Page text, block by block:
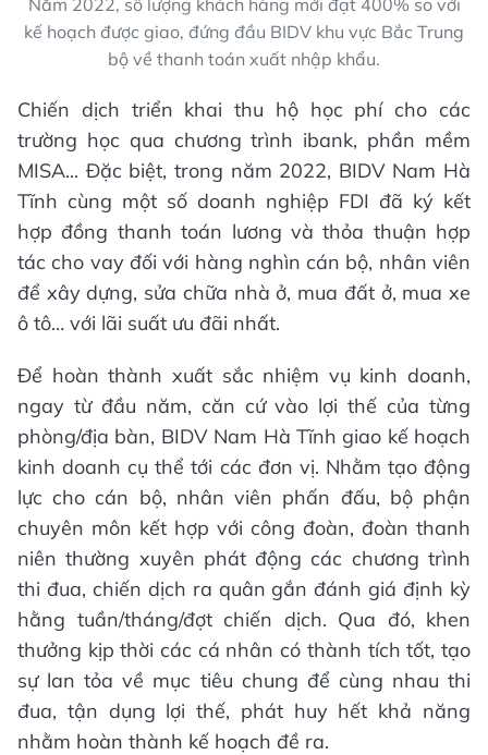
kế hoạch được giao, đứng đầu BIDV khu vực Bắc Trung
bộ về thanh toán xuất nhập khẩu.
Chiến dịch triển khai thu hộ học phí cho các
trường học qua chương trình ibank, phần mềm
MISA... Đặc biệt, trong năm 2022, BIDV Nam Hà
Tĩnh cùng một số doanh nghiệp FDI đã ký kết
hợp đồng thanh toán lương và thỏa thuận hợp
tác cho vay đối với hàng nghìn cán bộ, nhân viên
để xây dựng, sửa chữa nhà ở, mua đất ở, mua xe
ô tô… với lãi suất ưu đãi nhất.
Để hoàn thành xuất sắc nhiệm vụ kinh doanh,
ngay từ đầu năm, căn cứ vào lợi thế của từng
phòng/địa bàn, BIDV Nam Hà Tĩnh giao kế hoạch
kinh doanh cụ thể tới các đơn vị. Nhằm tạo động
lực cho cán bộ, nhân viên phấn đấu, bộ phận
chuyên môn kết hợp với công đoàn, đoàn thanh
niên thường xuyên phát động các chương trình
thi đua, chiến dịch ra quân gắn đánh giá định kỳ
hằng tuần/tháng/đợt chiến dịch. Qua đó, khen
thưởng kịp thời các cá nhân có thành tích tốt, tạo
sự lan tỏa về mục tiêu chung để cùng nhau thi
đua, tận dụng lợi thế, phát huy hết khả năng
nhằm hoàn thành kế hoạch đề ra.